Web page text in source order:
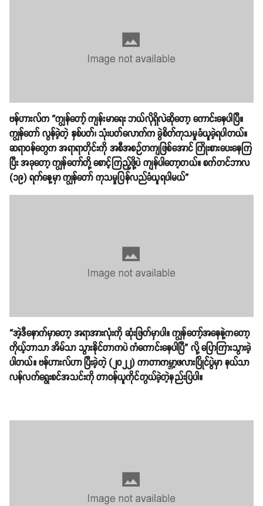
ဗန်ဟားလ်က “ကျွန်တော့် ကျန်းမာရေး ဘယ်လိုရှိလဲဆိုတော့ ကောင်းနေပါပြီ။
ကျွန်တော် လွန်ခဲ့တဲ့ နှစ်ပတ်၊ သုံးပတ်လောက်က ခွဲစိတ်ကုသမှုခံယူခဲ့ရပါတယ်။
ဆရာဝန်တွေက အရာရာတိုင်းကို အစီအစဉ်တကျဖြစ်အောင် ကြိုးစားပေးနေကြ
ပြီး အခုတော့ ကျွန်တော်တို့ စောင့်ကြည့်ဖို့ပဲ ကျန်ပါတော့တယ်။ စက်တင်ဘာလ
(၁၉) ရက်နေ့မှာ ကျွန်တော် ကုသမှုပြန်လည်ခံယူရပါမယ်”
“အဲ့ဒီနောက်မှာတော့ အရာအားလုံးကို ဆုံးဖြတ်မှာပါ။ ကျွန်တော့်အနေနဲ့ကတော့
ကိုယ့်ဘာသာ အိမ်သာ သွားနိုင်တာကပဲ ကံကောင်းနေပါပြီ” လို့ ပြောကြားသွားခဲ့
ပါတယ်။ ဗန်ဟားလ်ဟာ ပြီးခဲ့တဲ့ (၂၀၂၂) ကာတာကမ္ဘာ့ဖလားပြိုင်ပွဲမှာ နယ်သာ
လန်လက်ရွေးစင်အသင်းကို တာဝန်ယူကိုင်တွယ်ခဲ့တဲ့နည်းပြပါ။